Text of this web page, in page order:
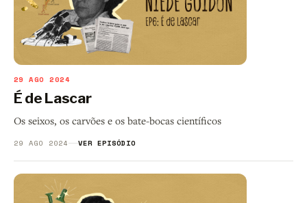
29 AGO 2024
É de Lascar
Os seixos, os carvões e os bate-bocas científicos
29 AGO 2024 VER EPISÓDIO